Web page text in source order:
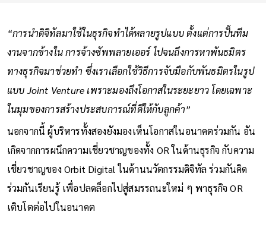
“การนำดิจิทัลมาใช้ในธุรกิจทำได้หลายรูปแบบ ตั้งแต่การปั้นทีม
งานจากข้างใน การจ้างซัพพลายเออร์ ไปจนถึงการหาพันธมิตร
ทางธุรกิจมาช่วยทำ ซึ่งเราเลือกใช้วิธีการจับมือกับพันธมิตรในรูป
แบบ Joint Venture เพราะมองถึงโอกาสในระยะยาว โดยเฉพาะ
ในมุมของการสร้างประสบการณ์ที่ดีให้กับลูกค้า”
นอกจากนี้ ผู้บริหารทั้งสองยังมองเห็นโอกาสในอนาคตร่วมกัน อัน
เกิดจากการผนึกความเชี่ยวชาญของทั้ง OR ในด้านธุรกิจ กับความ
เชี่ยวชาญของ Orbit Digital ในด้านนวัตกรรมดิจิทัล ร่วมกันคิด
ร่วมกันเรียนรู้ เพื่อปลดล็อกไปสู่สมรรถนะใหม่ ๆ พาธุรกิจ OR
เติบโตต่อไปในอนาคต